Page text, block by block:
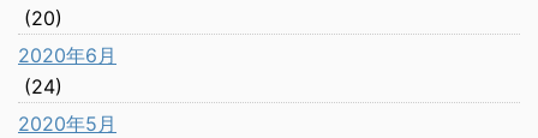
(20)
2020年6月
(24)
2020年5月